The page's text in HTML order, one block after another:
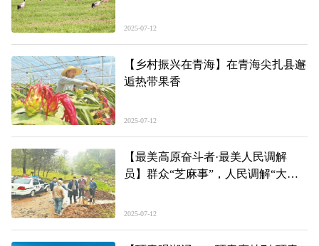
仙女湾上演不间断的生态狂欢
2025-07-12
【乡村振兴在青海】在青海尖扎县邂
逅热带果香
2025-07-12
【最美高原奋斗者·最美人民调解
员】群众“芝麻事”，人民调解“大实
——记海东市民和回族土族自治县满
2025-07-12